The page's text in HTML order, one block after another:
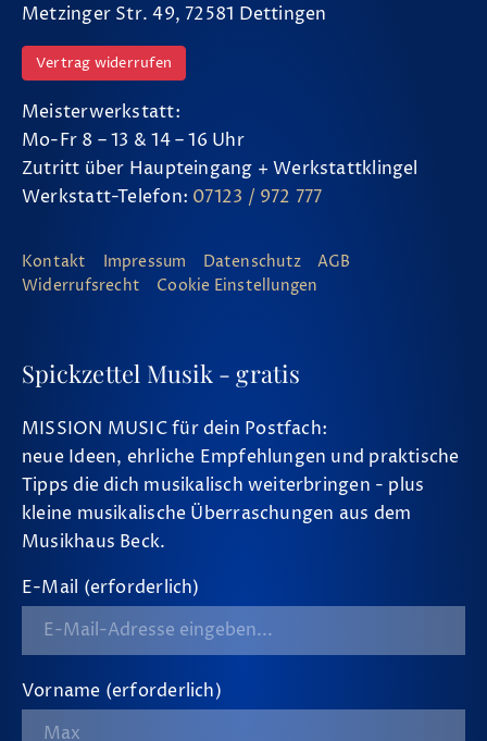
Metzinger Str. 49, 72581 Dettingen
Vertrag widerrufen
Meisterwerkstatt:
Mo-Fr 8 – 13 & 14 – 16 Uhr
Zutritt über Haupteingang + Werkstattklingel
Werkstatt-Telefon: 07123 / 972 777
Kontakt Impressum Datenschutz
AGB
Widerrufsrecht
Cookie Einstellungen
Spickzettel Musik - gratis
MISSION MUSIC für dein Postfach:
neue Ideen, ehrliche Empfehlungen und praktische
Tipps die dich musikalisch weiterbringen - plus
kleine musikalische Überraschungen aus dem
Musikhaus Beck.
E-Mail (erforderlich)
Vorname (erforderlich)